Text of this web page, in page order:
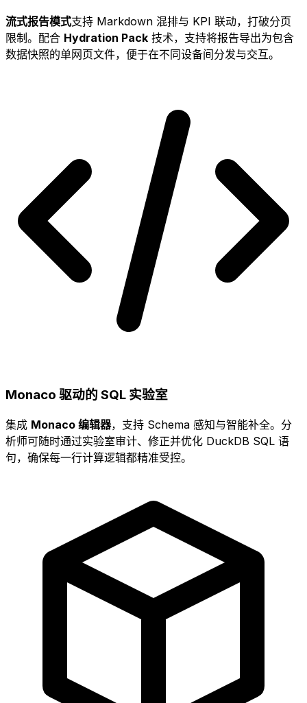
流式报告模式支持 Markdown 混排与 KPI 联动，打破分页
限制。配合 Hydration Pack 技术，支持将报告导出为包含
数据快照的单网页文件，便于在不同设备间分发与交互。
Monaco 驱动的 SQL 实验室
集成 Monaco 编辑器，支持 Schema 感知与智能补全。分
析师可随时通过实验室审计、修正并优化 DuckDB SQL 语
句，确保每一行计算逻辑都精准受控。